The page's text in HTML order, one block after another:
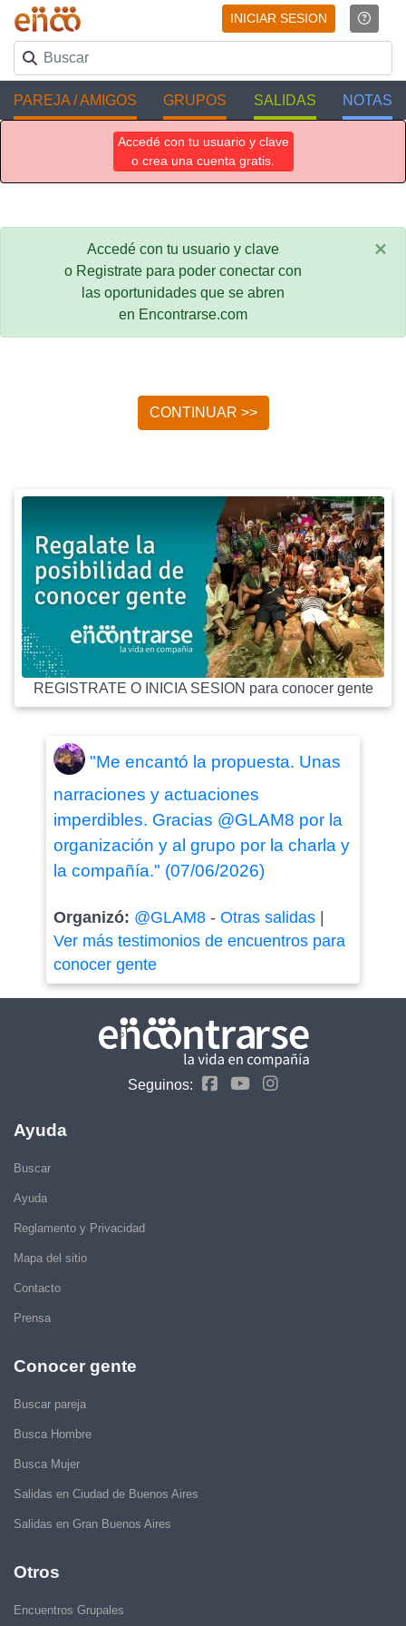
INICIAR SESION
PAREJA / AMIGOS GRUPOS SALIDAS NOTAS
Accedé con tu usuario y clave
o crea una cuenta gratis.
Accedé con tu usuario y clave
o Registrate para poder conectar con
las oportunidades que se abren
en Encontrarse.com
×
CONTINUAR >>
REGISTRATE O INICIA SESION para conocer gente
"Me encantó la propuesta. Unas
narraciones y actuaciones
imperdibles. Gracias @GLAM8 por la
organización y al grupo por la charla y
la compañía." (07/06/2026)
Organizó: @GLAM8- Otras salidas|
Ver más testimonios de encuentros para
conocer gente
Seguinos:
Ayuda
Buscar
Ayuda
Reglamento y Privacidad
Mapa del sitio
Contacto
Prensa
Conocer gente
Buscar pareja
Busca Hombre
Busca Mujer
Salidas en Ciudad de Buenos Aires
Salidas en Gran Buenos Aires
Otros
Encuentros Grupales